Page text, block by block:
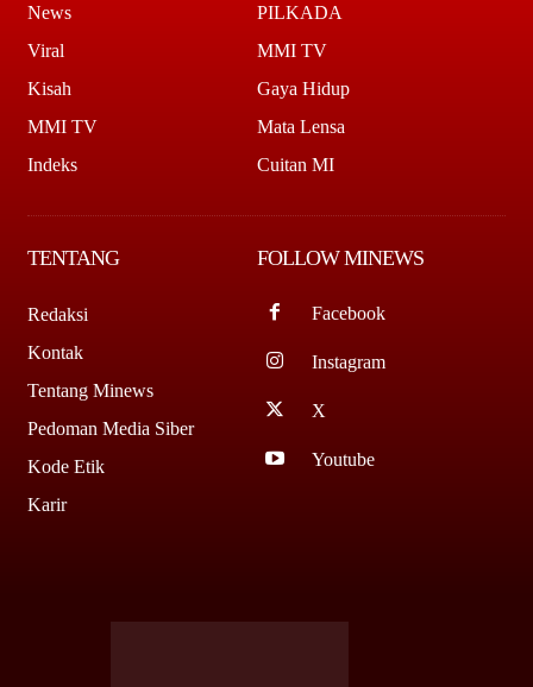
News
Viral
Kisah
MMI TV
Indeks
PILKADA
MMI TV
Gaya Hidup
Mata Lensa
Cuitan MI
TENTANG
Redaksi
Kontak
Tentang Minews
Pedoman Media Siber
Kode Etik
Karir
FOLLOW MINEWS
Facebook
Instagram
X
Youtube